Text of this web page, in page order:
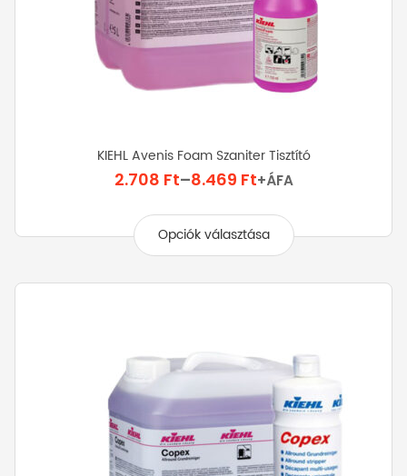
KIEHL Avenis Foam Szaniter Tisztító
2.708 Ft–8.469 FtÁrtartomány:
-
8.469 Ft
+ÁFA
Opciók választása
terméknek
variációja
a
termékoldalon
választhatók
ki